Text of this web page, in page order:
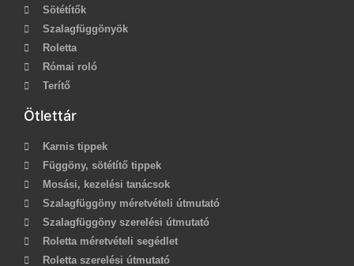
Sötétítők
Szalagfüggönyök
Roletta
Római roló
Terítő
Ötlettár
Karnis tippek
Függöny, sötétítő tippek
Mosási, kezelési tanácsok
Szalagfüggöny méretvételi útmutató
Szalagfüggöny szerelési útmutató
Roletta méretvételi segédlet
Roletta szerelési útmutató